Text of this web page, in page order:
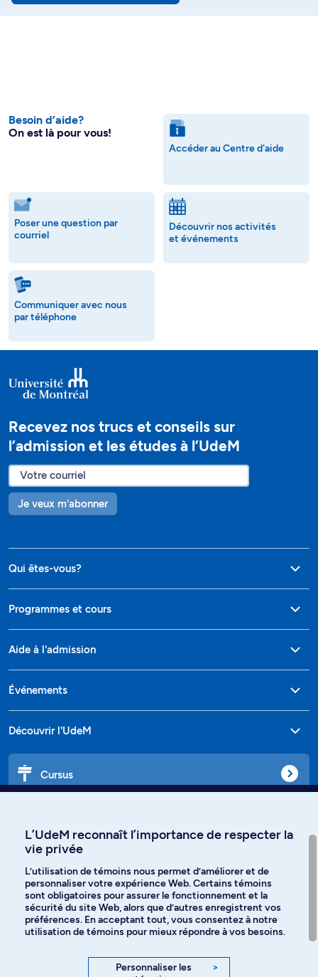
Besoin d’aide?
On est là pour vous!
Accéder au Centre d'aide
Poser une question par
courriel
Découvrir nos activités
et événements
Communiquer avec nous
par téléphone
Recevez nos trucs et conseils sur
l’admission et les études à l’UdeM
Je veux m'abonner
Qui êtes-vous?
Programmes et cours
Aide à l'admission
Événements
Découvrir l'UdeM
Cursus
Langues
Facebook Instagram
YouTube
L’UdeM reconnaît l’importance de respecter la
vie privée
L’utilisation de témoins nous permet d’améliorer et de
personnaliser votre expérience Web. Certains témoins
sont obligatoires pour assurer le fonctionnement et la
sécurité du site Web, alors que d’autres enregistrent vos
préférences. En acceptant tout, vous consentez à notre
utilisation de témoins pour mieux répondre à vos besoins.
Personnaliser les
>